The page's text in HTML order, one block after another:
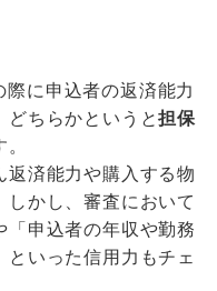
に申込者の返済能力
どちらかというと担保
。
返済能力や購入する物
かし、審査において
「申込者の年収や勤務
いった信用力もチェ